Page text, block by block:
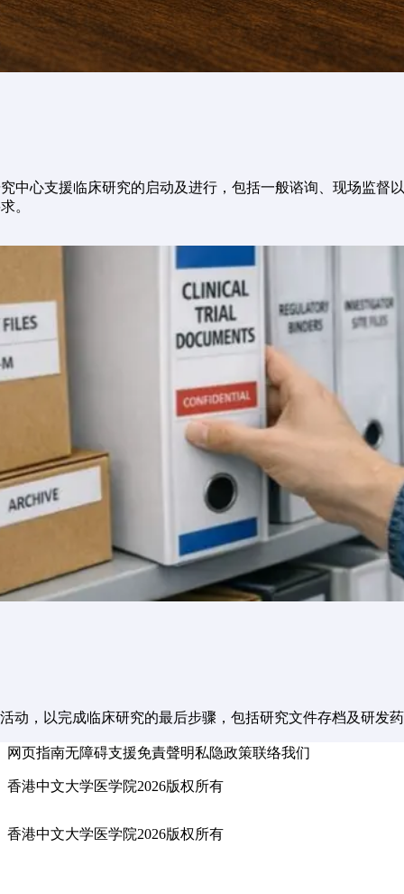
中心支援临床研究的启动及进行，包括一般谘询、现场监督
。
动，以完成临床研究的最后步骤，包括研究文件存档及研发
网页指南无障碍支援免責聲明私隐政策联络我们
香港中文大学医学院2026版权所有
香港中文大学医学院2026版权所有